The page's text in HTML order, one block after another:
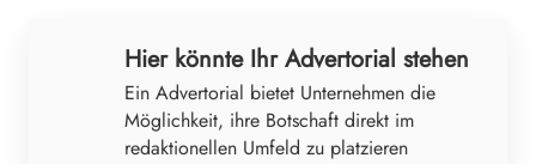
Hier könnte Ihr Advertorial stehen
Ein Advertorial bietet Unternehmen die
Möglichkeit, ihre Botschaft direkt im
redaktionellen Umfeld zu platzieren